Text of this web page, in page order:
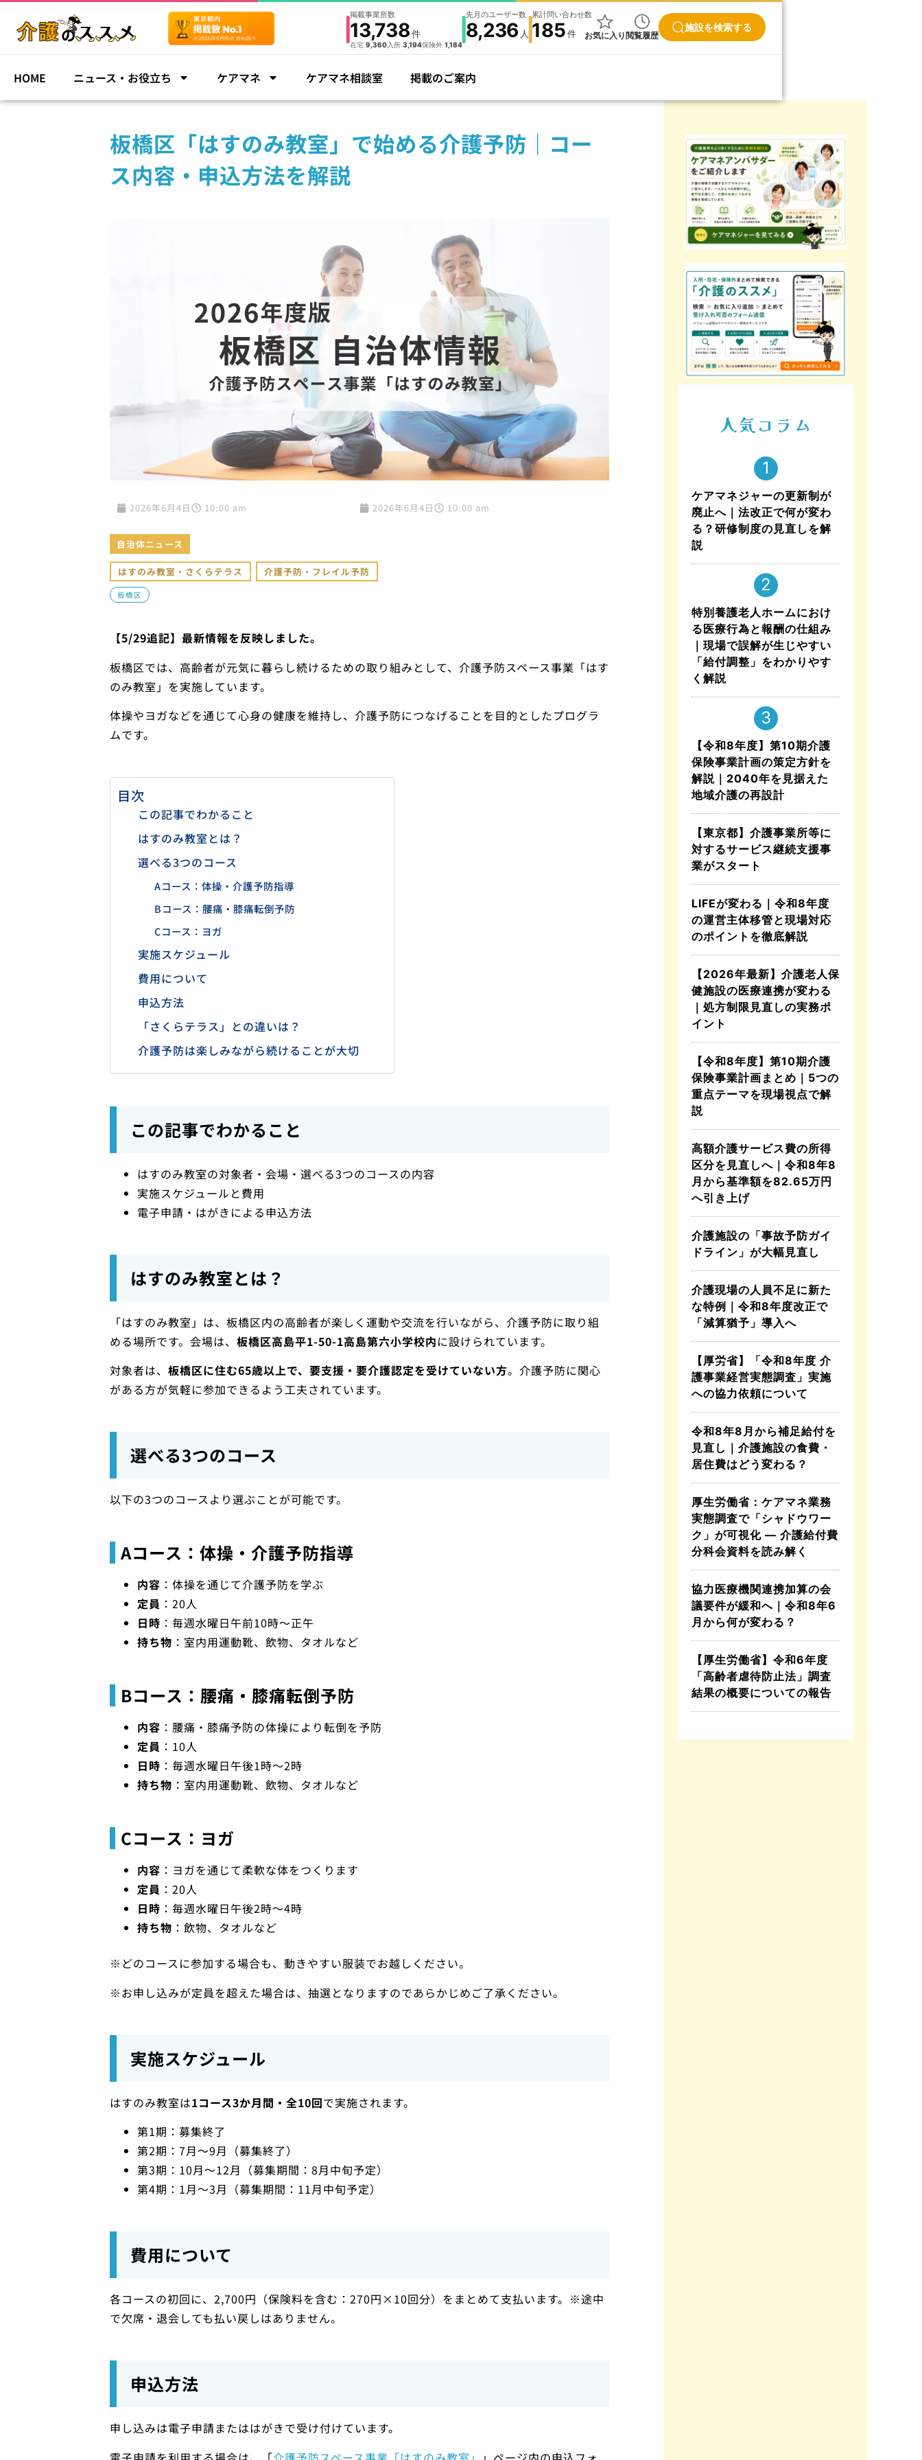
掲載事業所数
13,738件
在宅 9,360入所 3,194保険外 1,184
先月のユーザー数
8,236 人
累計問い合わせ数
185件 お気に入り閲覧履歴
施設を検索する
HOME ニュース・お役立ち ケアマネ ケアマネ相談室 掲載のご案内
板橋区「はすのみ教室」で始める介護予防｜コー
ス内容・申込方法を解説
2026年6月4日 10:00 am 2026年6月4日 10:00 am
自治体ニュース
はすのみ教室・さくらテラス , 介護予防・フレイル予防
板橋区
【5/29追記】最新情報を反映しました。
板橋区では、高齢者が元気に暮らし続けるための取り組みとして、介護予防スペース事業「はす
のみ教室」を実施しています。
体操やヨガなどを通じて心身の健康を維持し、介護予防につなげることを目的としたプログラ
ムです。
目次
この記事でわかること
はすのみ教室とは？
選べる3つのコース
Aコース：体操・介護予防指導
Bコース：腰痛・膝痛転倒予防
Cコース：ヨガ
実施スケジュール
費用について
申込方法
「さくらテラス」との違いは？
介護予防は楽しみながら続けることが大切
この記事でわかること
はすのみ教室の対象者・会場・選べる3つのコースの内容
実施スケジュールと費用
電子申請・はがきによる申込方法
はすのみ教室とは？
「はすのみ教室」は、板橋区内の高齢者が楽しく運動や交流を行いながら、介護予防に取り組
める場所です。会場は、 板橋区高島平1-50-1高島第六小学校内に設けられています。
対象者は、 板橋区に住む65歳以上で、要支援・要介護認定を受けていない方。介護予防に関心
がある方が気軽に参加できるよう工夫されています。
選べる3つのコース
以下の3つのコースより選ぶことが可能です。
Aコース：体操・介護予防指導
内容 ：体操を通じて介護予防を学ぶ
定員 ：20人
日時 ：毎週水曜日午前10時～正午
持ち物 ：室内用運動靴、飲物、タオルなど
Bコース：腰痛・膝痛転倒予防
内容 ：腰痛・膝痛予防の体操により転倒を予防
定員 ：10人
日時 ：毎週水曜日午後1時～2時
持ち物 ：室内用運動靴、飲物、タオルなど
Cコース：ヨガ
内容 ：ヨガを通じて柔軟な体をつくります
定員 ：20人
日時 ：毎週水曜日午後2時～4時
持ち物 ：飲物、タオルなど
※どのコースに参加する場合も、動きやすい服装でお越しください。
※お申し込みが定員を超えた場合は、抽選となりますのであらかじめご了承ください。
実施スケジュール
はすのみ教室は1コース3か月間・全10回で実施されます。
第1期：募集終了
第2期：7月〜9月（募集終了）
第3期：10月〜12月（募集期間：8月中旬予定）
第4期：1月〜3月（募集期間：11月中旬予定）
費用について
各コースの初回に、2,700円（保険料を含む：270円×10回分）をまとめて支払います。※途中
で欠席・退会しても払い戻しはありません。
申込方法
申し込みは電子申請またははがきで受け付けています。
人気コラム
ケアマネジャーの更新制が
廃止へ｜法改正で何が変わ
る？研修制度の見直しを解
説
特別養護老人ホームにおけ
る医療行為と報酬の仕組み
｜現場で誤解が生じやすい
「給付調整」をわかりやす
く解説
【令和8年度】第10期介護
保険事業計画の策定方針を
解説｜2040年を見据えた
地域介護の再設計
【東京都】介護事業所等に
対するサービス継続支援事
業がスタート
LIFEが変わる｜令和8年度
の運営主体移管と現場対応
のポイントを徹底解説
【2026年最新】介護老人保
健施設の医療連携が変わる
｜処方制限見直しの実務ポ
イント
【令和8年度】第10期介護
保険事業計画まとめ｜5つの
重点テーマを現場視点で解
説
高額介護サービス費の所得
区分を見直しへ｜令和8年8
月から基準額を82.65万円
へ引き上げ
介護施設の「事故予防ガイ
ドライン」が大幅見直し
介護現場の人員不足に新た
な特例｜令和8年度改正で
「減算猶予」導入へ
【厚労省】「令和8年度 介
護事業経営実態調査」実施
への協力依頼について
令和8年8月から補足給付を
見直し｜介護施設の食費・
居住費はどう変わる？
厚生労働省：ケアマネ業務
実態調査で「シャドウワー
ク」が可視化 ― 介護給付費
分科会資料を読み解く
協力医療機関連携加算の会
議要件が緩和へ｜令和8年6
月から何が変わる？
【厚生労働省】令和6年度
「高齢者虐待防止法」調査
結果の概要についての報告